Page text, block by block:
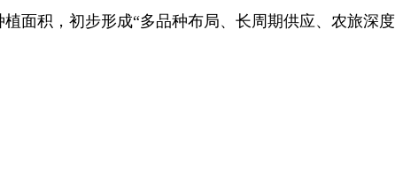
面积，初步形成“多品种布局、长周期供应、农旅深度